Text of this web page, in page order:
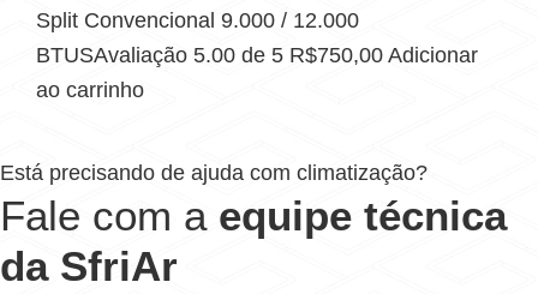
Split Convencional 9.000 / 12.000
BTUSAvaliação 5.00 de 5 R$750,00 Adicionar
ao carrinho
Está precisando de ajuda com climatização?
Fale com a equipe técnica
da SfriAr